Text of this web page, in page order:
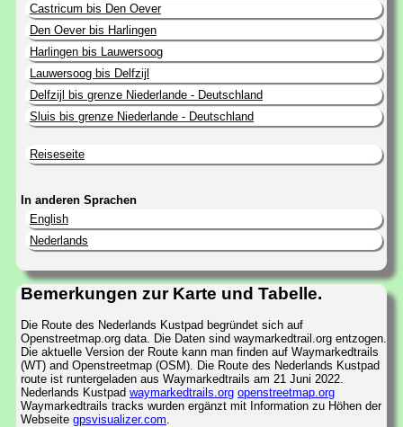
Castricum bis Den Oever
Den Oever bis Harlingen
Harlingen bis Lauwersoog
Lauwersoog bis Delfzijl
Delfzijl bis grenze Niederlande - Deutschland
Sluis bis grenze Niederlande - Deutschland
Reiseseite
In anderen Sprachen
English
Nederlands
Bemerkungen zur Karte und Tabelle.
Die Route des Nederlands Kustpad begründet sich auf
Openstreetmap.org data. Die Daten sind waymarkedtrail.org entzogen.
Die aktuelle Version der Route kann man finden auf Waymarkedtrails
(WT) and Openstreetmap (OSM). Die Route des Nederlands Kustpad
route ist runtergeladen aus Waymarkedtrails am 21 Juni 2022.
Nederlands Kustpad waymarkedtrails.org openstreetmap.org
Waymarkedtrails tracks wurden ergänzt mit Information zu Höhen der
Webseite gpsvisualizer.com